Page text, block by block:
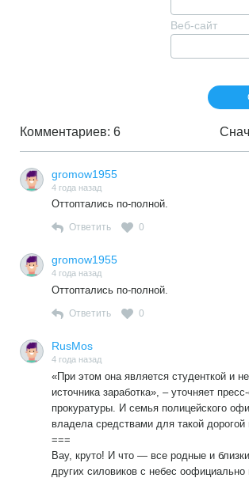
Веб-сайт
Комментариев: 6
gromow1955
4 года назад
Оттоптались по-полной.
Ответить 0
gromow1955
4 года назад
Оттоптались по-полной.
Ответить 0
RusMos
4 года назад
«При этом она является студенткой и
источника заработка», – уточняет
прокуратуры. И семья полицейского
владела средствами для такой дорогой
===
Вау, круто! И что — все родные и
других силовиков с небес